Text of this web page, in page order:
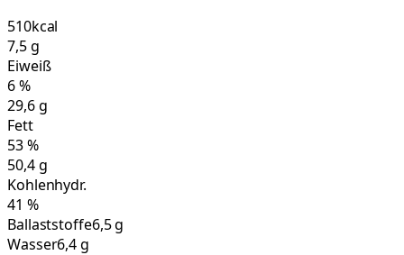
510kcal
7,5g
Eiweiß
6%
29,6g
Fett
53%
50,4g
Kohlenhydr.
41 %
Ballaststoffe6,5 g
Wasser6,4 g